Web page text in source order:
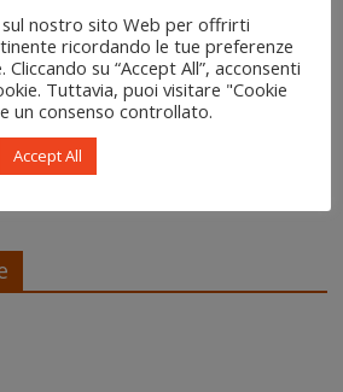
pro e contro su alcuni prodotti in
pro e contro su alcuni prodotti in
sul nostro sito Web per offrirti
ricordando le tue preferenze
su “Accept All”, acconsenti
Tuttavia, puoi visitare "Cookie
un consenso controllato.
Accept All